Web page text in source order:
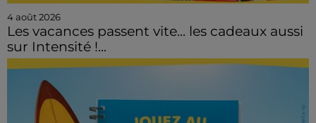
4 août 2026
Les vacances passent vite... les cadeaux aussi
sur Intensité !...